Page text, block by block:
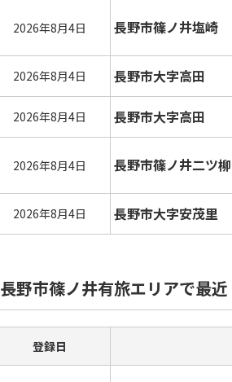
2026年8月4日 長野市篠ノ井塩崎
2026年8月4日 長野市大字高田
2026年8月4日 長野市大字高田
2026年8月4日 長野市篠ノ井二ツ柳
2026年8月4日 長野市大字安茂里
長野市篠ノ井有旅エリアで最近
登録日